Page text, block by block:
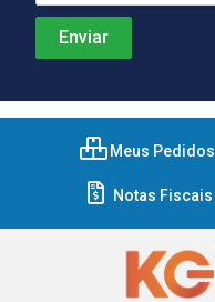
Meus Pedidos
Notas Fiscais